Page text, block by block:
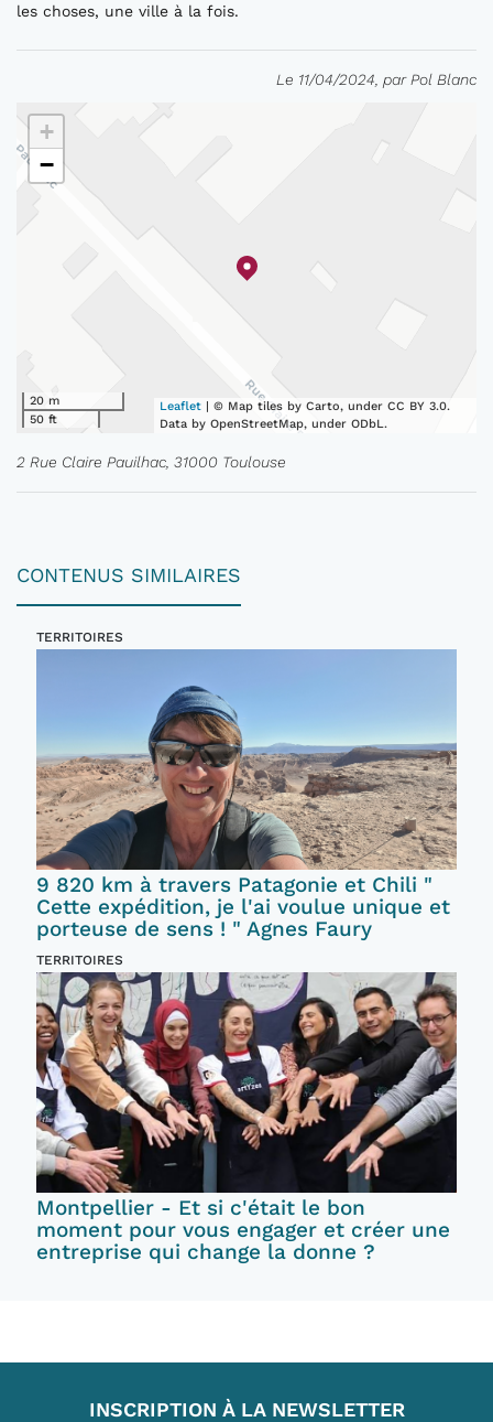
les choses, une ville à la fois.
Le 11/04/2024, par Pol Blanc
+
−
20 m
50 ft
Leaflet | © Map tiles by Carto, under CC BY 3.0.
Data by OpenStreetMap, under ODbL.
2 Rue Claire Pauilhac, 31000 Toulouse
CONTENUS SIMILAIRES
TERRITOIRES
9 820 km à travers Patagonie et Chili "
Cette expédition, je l'ai voulue unique et
porteuse de sens ! " Agnes Faury
TERRITOIRES
Montpellier - Et si c'était le bon
moment pour vous engager et créer une
entreprise qui change la donne ?
INSCRIPTION À LA NEWSLETTER